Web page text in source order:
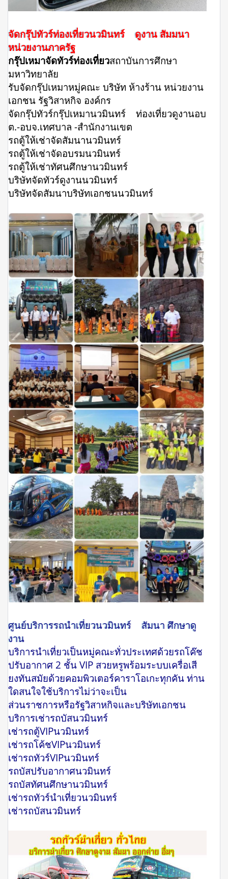
จัดกรุ๊ปทัวร์ท่องเที่ยวนวมินทร์ ดูงาน สัมมนา
หน่วยงานภาครัฐ
กรุ๊ปเหมาจัดทัวร์ท่องเที่ยวสถาบันการศึกษา
มหาวิทยาลัย
รับจัดกรุ๊ปเหมาหมู่คณะ บริษัท ห้างร้าน หน่วยงาน
เอกชน รัฐวิสาหกิจ องค์กร
จัดกรุ๊ปทัวร์กรุ๊ปเหมานวมินทร์ ท่องเที่ยวดูงานอบ
ต.-อบจ.เทศบาล -สำนักงานเขต
รถตู้ให้เช่าจัดสัมนานวมินทร์
รถตู้ให้เช่าจัดอบรมนวมินทร์
รถตู้ให้เช่าทัศนศึกษานวมินทร์
บริษัทจัดทัวร์ดูงานนวมินทร์
บริษัทจัดสัมนาบริษัทเอกชนนวมินทร์
ศูนย์บริการรถนำเที่ยวนวมินทร์ สัมนา ศึกษาดู
งาน
บริการนำเที่ยวเป็นหมู่คณะทั่วประเทศด้วยรถโค๊ช
ปรับอากาศ 2 ชั้น VIP สวยหรูพร้อมระบบเครื่อเสี
ยงทันสมัยด้วยคอมพิวเตอร์คาราโอเกะทุกคัน ท่าน
ใดสนใจใช้บริการไม่ว่าจะเป็น
ส่วนราชการหรือรัฐวิสาหกิจและบริษัทเอกชน
บริการเช่ารถบัสนวมินทร์
เช่ารถตู้VIPนวมินทร์
เช่ารถโค้ชVIPนวมินทร์
เช่ารถทัวร์VIPนวมินทร์
รถบัสปรับอากาศนวมินทร์
รถบัสทัศนศึกษานวมินทร์
เช่ารถทัวร์นำเที่ยวนวมินทร์
เช่ารถบัสนวมินทร์